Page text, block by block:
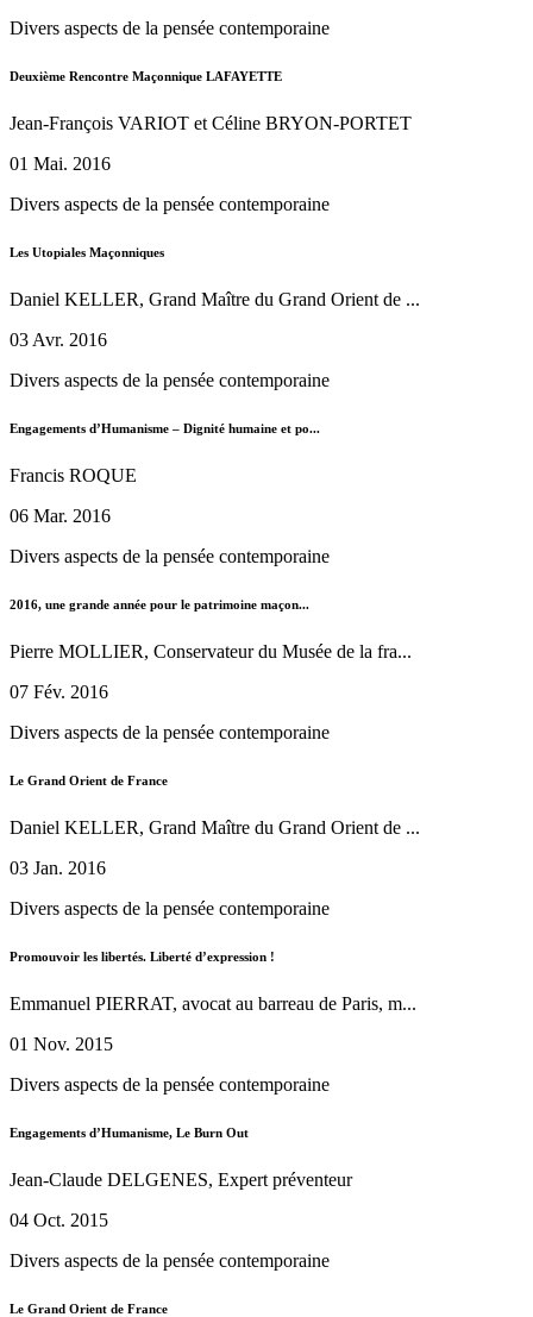
Divers aspects de la pensée contemporaine
Deuxième Rencontre Maçonnique LAFAYETTE
Jean-François VARIOT et Céline BRYON-PORTET
01 Mai. 2016
Divers aspects de la pensée contemporaine
Les Utopiales Maçonniques
Daniel KELLER, Grand Maître du Grand Orient de ...
03 Avr. 2016
Divers aspects de la pensée contemporaine
Engagements d’Humanisme – Dignité humaine et po...
Francis ROQUE
06 Mar. 2016
Divers aspects de la pensée contemporaine
2016, une grande année pour le patrimoine maçon...
Pierre MOLLIER, Conservateur du Musée de la fra...
07 Fév. 2016
Divers aspects de la pensée contemporaine
Le Grand Orient de France
Daniel KELLER, Grand Maître du Grand Orient de ...
03 Jan. 2016
Divers aspects de la pensée contemporaine
Promouvoir les libertés. Liberté d’expression !
Emmanuel PIERRAT, avocat au barreau de Paris, m...
01 Nov. 2015
Divers aspects de la pensée contemporaine
Engagements d’Humanisme, Le Burn Out
Jean-Claude DELGENES, Expert préventeur
04 Oct. 2015
Divers aspects de la pensée contemporaine
Le Grand Orient de France